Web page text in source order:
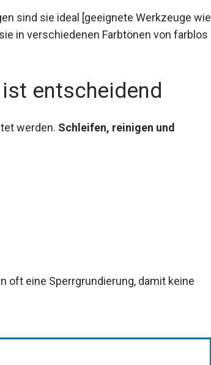
sind sie ideal [geeignete Werkzeuge wie
in verschiedenen Farbtönen von farblos
entscheidend
werden. Schleifen, reinigen und
oft eine Sperrgrundierung, damit keine